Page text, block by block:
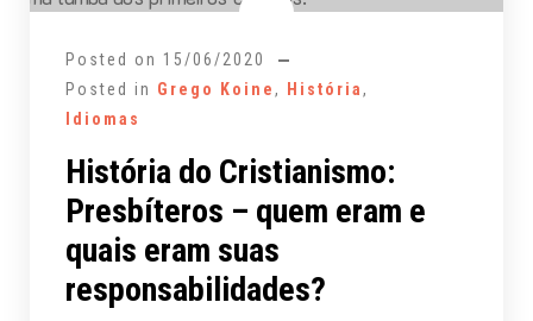
Posted on 15/06/2020
Posted in Grego Koine, História,
Idiomas
História do Cristianismo:
Presbíteros – quem eram e
quais eram suas
responsabilidades?